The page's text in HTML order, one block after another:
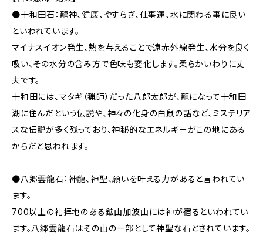
●十和田石：龍神、健康、やすらぎ、仕事運、水に関わる事に良い
といわれています。
マイナスイオン発生、熱を与えることで遠赤外線発生、水分を良く
吸い、その水分の含み方で色味も変化します。柔らかいわりに丈
夫です。
十和田には、マタギ（猟師）だった八郎太郎が、龍になって十和田
湖に住んだという伝説や、神々の化身の白鼠の話など、ミステリア
スな伝説が多く残っており、神秘的なエネルギーがこの地にある
からだと思われます。
●八郷雲龍石：神龍、神聖、願いを叶える力があると言われてい
ます。
700以上の礼拝地のある鉱山加波山には神が宿るといわれてい
ます。八郷雲龍石はその山の一部として神聖な石とされています。